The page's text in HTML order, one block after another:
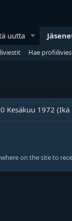
uutta
Hae
Kesäkuu 1972 (Ikä
on the site to